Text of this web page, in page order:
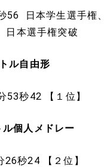
日本学生選手権、
日本選手権突破
ル自由形
秒42 【１位】
ル個人メドレー
秒24 【２位】